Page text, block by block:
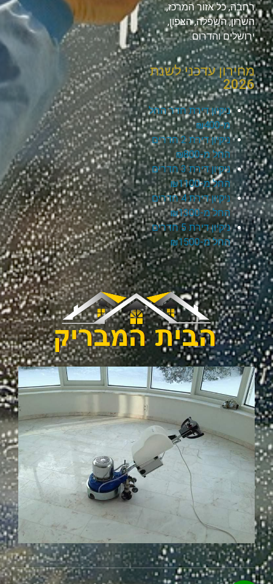
רחבה, כל אזור המרכז,
השרון, השפלה, הצפון,
ירושלים והדרום.
מחירון עדכני לשנת
2026
ניקיון דירת חדר החל
מ-₪400
ניקיון דירת 2 חדרים
החל מ-₪800
ניקיון דירת 3 חדרים
החל מ-₪1100
ניקיון דירת 4 חדרים
החל מ-₪1300
ניקיון דירת 5 חדרים
החל מ-₪1500